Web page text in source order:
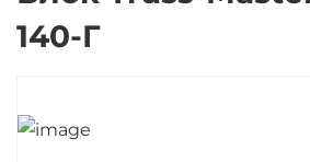
140-Г